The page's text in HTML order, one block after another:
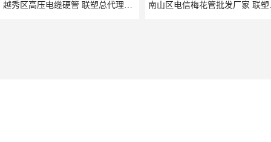
越秀区高压电缆硬管 联塑总代理批发 南山